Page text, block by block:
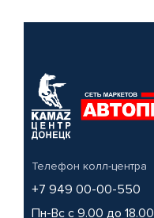
Телефон колл-центра
+7 949 00-00-550
Пн-Вс с 9.00 до 18.00